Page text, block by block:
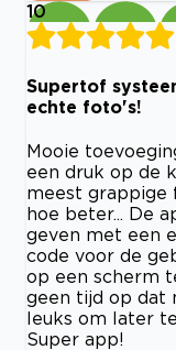
10
Supertof
echte foto's!
Mooie
een druk op de
meest grappige
hoe beter... De
geven met een
code voor de
op een scherm
geen tijd op dat
leuks om later
Super app!